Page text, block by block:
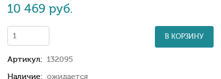
10 469 руб.
В КОРЗИНУ
Артикул: 132095
Наличие: ожидается